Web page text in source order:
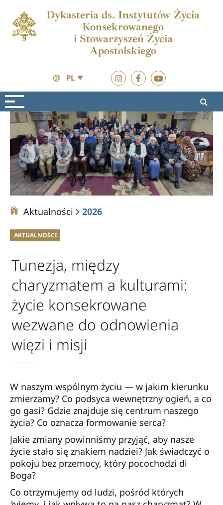
Dykasteria ds. Instytutów Życia
Konsekrowanego
i Stowarzyszeń Życia
Apostolskiego
PL
Aktualności 2026
AKTUALNOŚCI
Tunezja, między
charyzmatem a kulturami:
życie konsekrowane
wezwane do odnowienia
więzi i misji
W naszym wspólnym życiu — w jakim kierunku
zmierzamy? Co podsyca wewnętrzny ogień, a co
go gasi? Gdzie znajduje się centrum naszego
życia? Co oznacza formowanie serca?
Jakie zmiany powinniśmy przyjąć, aby nasze
życie stało się znakiem nadziei? Jak świadczyć o
pokoju bez przemocy, który pocochodzi di
Boga?
Co otrzymujemy od ludzi, pośród których